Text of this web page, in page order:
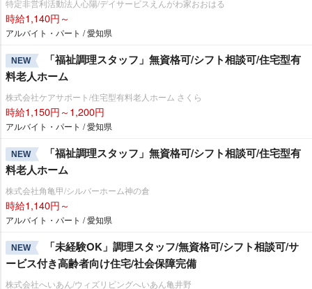
特定非営利活動法人心陽/デイサービスえんがわ家おおはる
時給1,140円～
アルバイト・パート / 愛知県
NEW
「福祉調理スタッフ」無資格可/シフト相談可/住宅型有
料老人ホーム
株式会社ケアサポート/住宅型有料老人ホーム さくら
時給1,150円～1,200円
アルバイト・パート / 愛知県
NEW
「福祉調理スタッフ」無資格可/シフト相談可/住宅型有
料老人ホーム
株式会社角亀甲/シルバーホーム神の倉
時給1,140円～
アルバイト・パート / 愛知県
NEW
「未経験OK」調理スタッフ/無資格可/シフト相談可/サ
ービス付き高齢者向け住宅/社会保障完備
株式会社へいあん/ウィズリビングへいあん亀井野